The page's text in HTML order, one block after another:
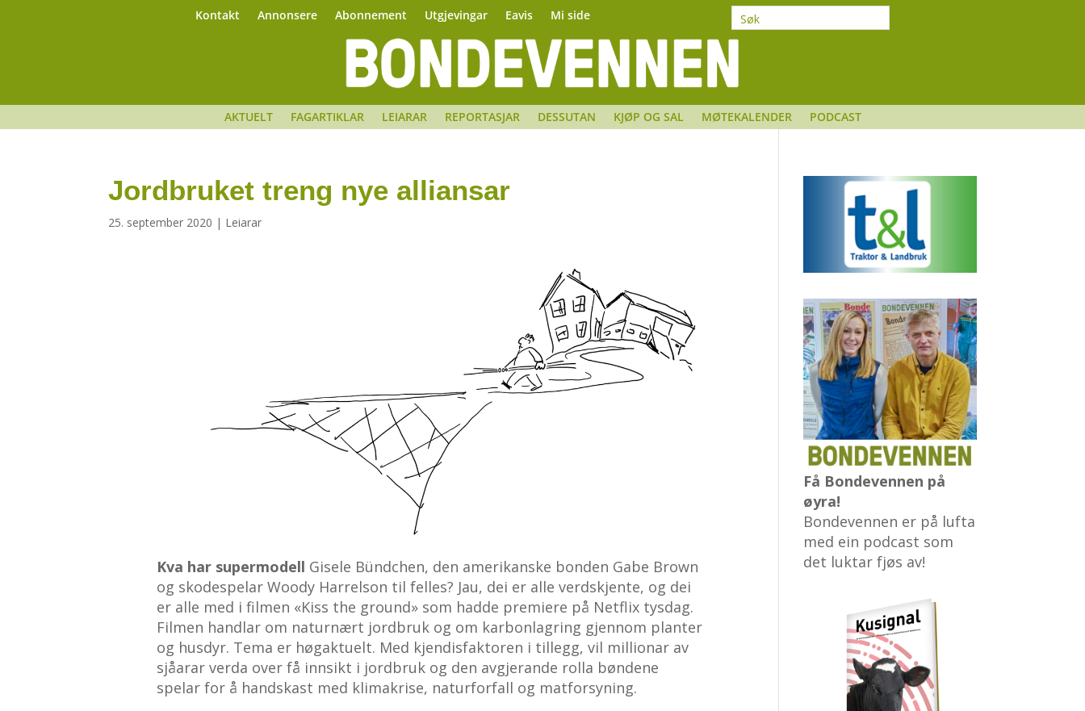
Kontakt Annonsere Abonnement Utgjevingar Eavis Mi side
AKTUELT FAGARTIKLAR LEIARAR REPORTASJAR DESSUTAN KJØP OG SAL MØTEKALENDER PODCAST
Jordbruket treng nye alliansar
25. september 2020 | Leiarar
Kva har supermodell Gisele Bündchen, den amerikanske bonden Gabe Brown
og skodespelar Woody Harrelson til felles? Jau, dei er alle verdskjente, og dei
er alle med i filmen «Kiss the ground» som hadde premiere på Netflix tysdag.
Filmen handlar om naturnært jordbruk og om karbonlagring gjennom planter
og husdyr. Tema er høgaktuelt. Med kjendisfaktoren i tillegg, vil millionar av
sjåarar verda over få innsikt i jordbruk og den avgjerande rolla bøndene
spelar for å handskast med klimakrise, naturforfall og matforsyning.
Få Bondevennen på
øyra!
Bondevennen er på lufta
med ein podcast som
det luktar fjøs av!